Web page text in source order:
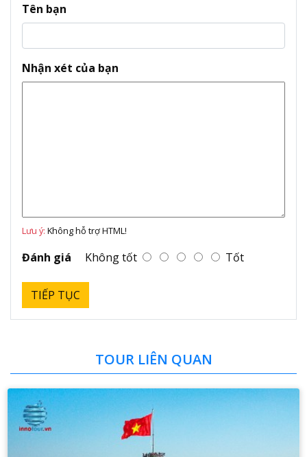
Tên bạn
Nhận xét của bạn
Lưu ý: Không hỗ trợ HTML!
Đánh giá Không tốt Tốt
TIẾP TỤC
TOUR LIÊN QUAN